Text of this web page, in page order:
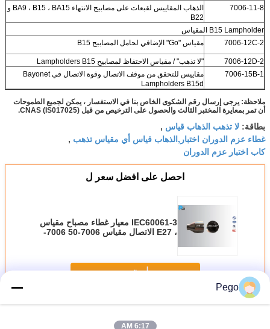
7006-11-8
الذهاب المقاييس لقبعات على مصابيح الانتهاء BA9 ، B15 ، BA15 و
B22
B15 Lampholder المقياس
7006-12C-2
مقياس "Go" الإضافي لحامل المصابيح B15
7006-12D-2
"لا تذهب" / مقياس الاحتفاظ لمصابيح Lampholders B15
7006-15B-1
مقاييس للتحقق من موقف الاتصال وقوة الاتصال في Bayonet
Lampholders B15d
ملاحظة: يرجى إرسال رقم الشكوى الخاص بنا في الاستفسار ، يمكن لجميع الطموحات
أن تمر بمعايرة المختبر الثالث والحصول على الترخيص من قبل CNAS (IS017025).
بطاقة: لا تذهب الذهاب قياس ,
غطاء عزم الدوران اختبار,الذهاب قياس أي مقياس تذهب ,
كاب اختبار عزم الدوران
احصل على افضل سعر ل
IEC60061-3 معيار غطاء مصباح مقياس
، E27 الاتصال مقياس 7006-50 7006-
استمر
أكثرمصباح سقف المقياس
Pego
6:17 AM